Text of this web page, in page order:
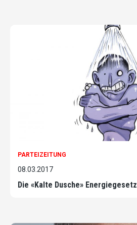
PARTEIZEITUNG
08.03.2017
Die «Kalte Dusche» Energiegesetz